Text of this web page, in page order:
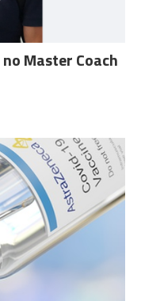
Master Coach